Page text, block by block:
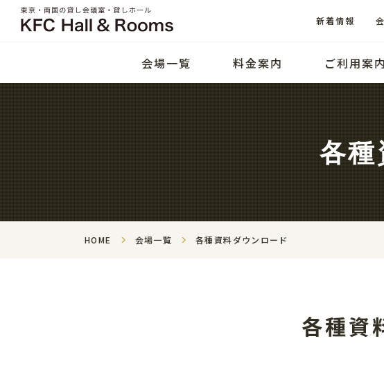
新着情報
会場一覧 料金案内 ご利用案内
各
HOME 会場一覧 各種資料ダウンロード
各種資